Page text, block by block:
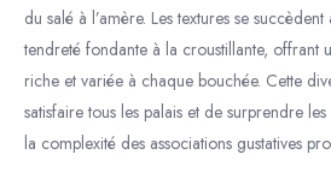
du salé à l’amère. Les textures se
tendreté fondante à la croustillante, offrant
riche et variée à chaque bouchée. Cette
satisfaire tous les palais et de surprendre
la complexité des associations gustatives